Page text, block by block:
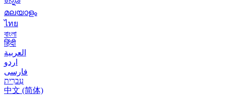
മലയാളം
ไทย
বাংলা
हिंदी
العربية
اردو
فارسی
עִברִית
中文 (简体)